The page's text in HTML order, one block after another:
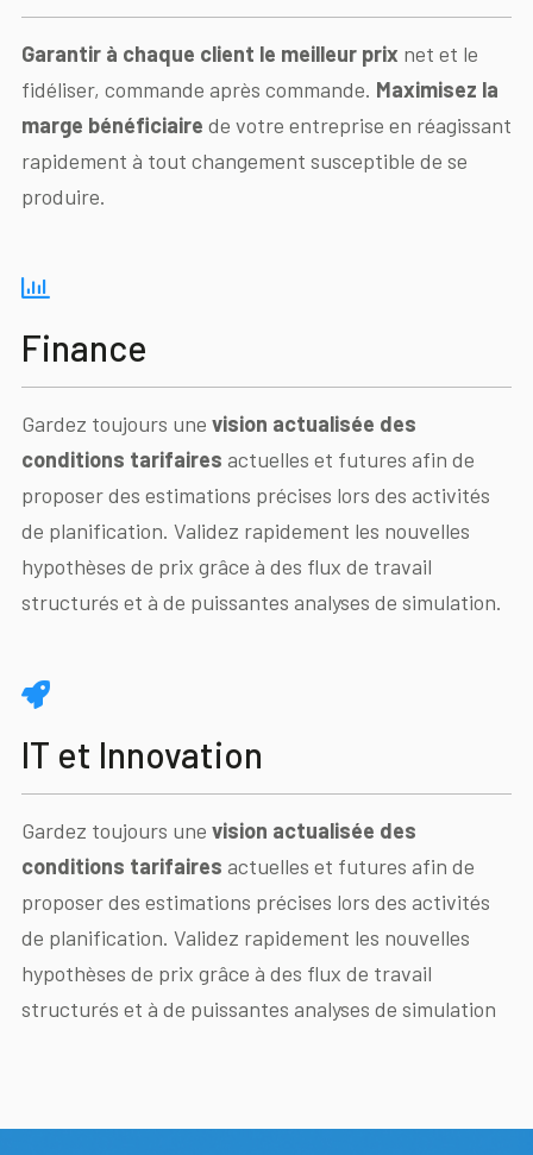
Garantir à chaque client le meilleur prix net et le
fidéliser, commande après commande. Maximisez la
marge bénéficiaire de votre entreprise en réagissant
rapidement à tout changement susceptible de se
produire.
Finance
Gardez toujours une vision actualisée des
conditions tarifaires actuelles et futures afin de
proposer des estimations précises lors des activités
de planification. Validez rapidement les nouvelles
hypothèses de prix grâce à des flux de travail
structurés et à de puissantes analyses de simulation.
IT et Innovation
Gardez toujours une vision actualisée des
conditions tarifaires actuelles et futures afin de
proposer des estimations précises lors des activités
de planification. Validez rapidement les nouvelles
hypothèses de prix grâce à des flux de travail
structurés et à de puissantes analyses de simulation